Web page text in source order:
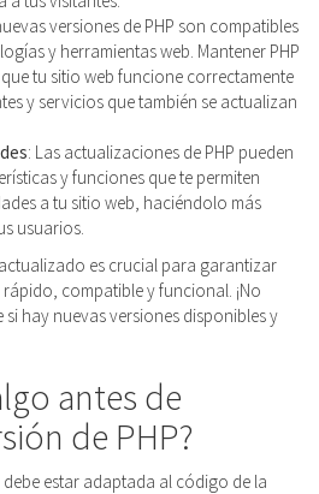
versiones de PHP son compatibles
y herramientas web. Mantener PHP
tu sitio web funcione correctamente
y servicios que también se actualizan
: Las actualizaciones de PHP pueden
y funciones que te permiten
a tu sitio web, haciéndolo más
usuarios.
es crucial para garantizar
compatible y funcional. ¡No
hay nuevas versiones disponibles y
antes de
de PHP?
estar adaptada al código de la